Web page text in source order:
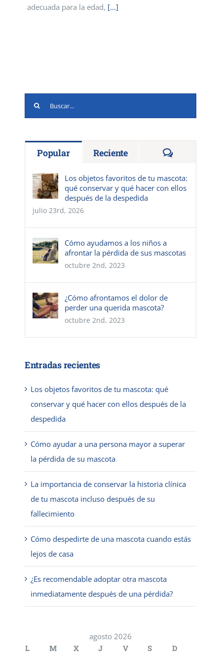
adecuada para la edad, [...]
Buscar:
Popular Reciente
Los objetos favoritos de tu mascota:
qué conservar y qué hacer con ellos
después de la despedida
julio 23rd, 2026
Cómo ayudamos a los niños a
afrontar la pérdida de sus mascotas
octubre 2nd, 2023
¿Cómo afrontamos el dolor de
perder una querida mascota?
octubre 2nd, 2023
Entradas recientes
Los objetos favoritos de tu mascota: qué
conservar y qué hacer con ellos después de la
despedida
Cómo ayudar a una persona mayor a superar
la pérdida de su mascota
La importancia de conservar la historia clínica
de tu mascota incluso después de su
fallecimiento
Cómo despedirte de una mascota cuando estás
lejos de casa
¿Es recomendable adoptar otra mascota
inmediatamente después de una pérdida?
agosto 2026
L
M X J V S
D